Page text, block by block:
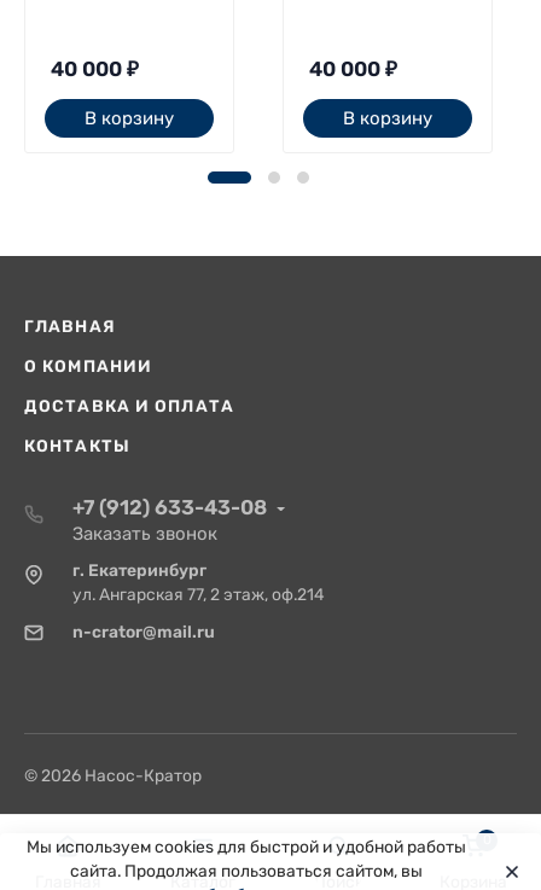
40 000 ₽
В корзину
40 000 ₽
В корзину
ГЛАВНАЯ
О КОМПАНИИ
ДОСТАВКА И ОПЛАТА
КОНТАКТЫ
+7 (912) 633-43-08
Заказать звонок
г. Екатеринбург
ул. Ангарская 77, 2 этаж, оф.214
n-crator@mail.ru
© 2026 Насос-Кратор
Мы используем cookies для быстрой и удобной работы
сайта. Продолжая пользоваться сайтом, вы
Главная Каталог Поиск Корзина